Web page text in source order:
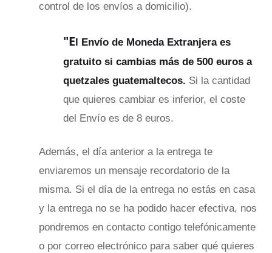
control de los envíos a domicilio).
"E l Envío de Moneda Extranjera es
gratuito si cambias más de 500 euros a
quetzales guatemaltecos. Si la cantidad
que quieres cambiar es inferior, el coste
del Envío es de 8 euros.
Además, el día anterior a la entrega te
enviaremos un mensaje recordatorio de la
misma. Si el día de la entrega no estás en casa
y la entrega no se ha podido hacer efectiva, nos
pondremos en contacto contigo telefónicamente
o por correo electrónico para saber qué quieres